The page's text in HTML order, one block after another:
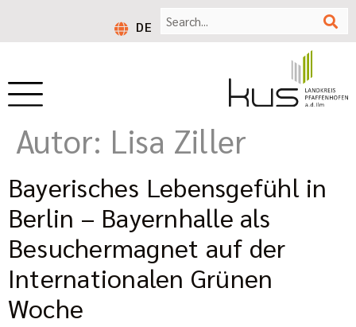
DE
Autor: Lisa Ziller
Bayerisches Lebensgefühl in
Berlin – Bayernhalle als
Besuchermagnet auf der
Internationalen Grünen
Woche